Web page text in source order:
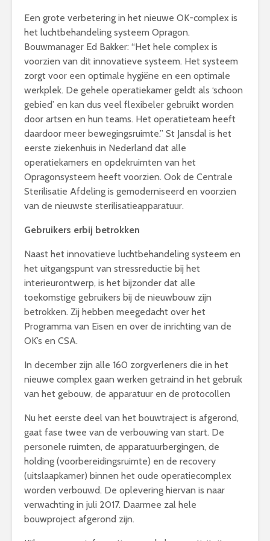
Een grote verbetering in het nieuwe OK-complex is
het luchtbehandeling systeem Opragon.
Bouwmanager Ed Bakker: “Het hele complex is
voorzien van dit innovatieve systeem. Het systeem
zorgt voor een optimale hygiëne en een optimale
werkplek. De gehele operatiekamer geldt als ‘schoon
gebied’ en kan dus veel flexibeler gebruikt worden
door artsen en hun teams. Het operatieteam heeft
daardoor meer bewegingsruimte.” St Jansdal is het
eerste ziekenhuis in Nederland dat alle
operatiekamers en opdekruimten van het
Opragonsysteem heeft voorzien. Ook de Centrale
Sterilisatie Afdeling is gemoderniseerd en voorzien
van de nieuwste sterilisatieapparatuur.
Gebruikers erbij betrokken
Naast het innovatieve luchtbehandeling systeem en
het uitgangspunt van stressreductie bij het
interieurontwerp, is het bijzonder dat alle
toekomstige gebruikers bij de nieuwbouw zijn
betrokken. Zij hebben meegedacht over het
Programma van Eisen en over de inrichting van de
OK’s en CSA.
In december zijn alle 160 zorgverleners die in het
nieuwe complex gaan werken getraind in het gebruik
van het gebouw, de apparatuur en de protocollen
Nu het eerste deel van het bouwtraject is afgerond,
gaat fase twee van de verbouwing van start. De
personele ruimten, de apparatuurbergingen, de
holding (voorbereidingsruimte) en de recovery
(uitslaapkamer) binnen het oude operatiecomplex
worden verbouwd. De oplevering hiervan is naar
verwachting in juli 2017. Daarmee zal hele
bouwproject afgerond zijn.